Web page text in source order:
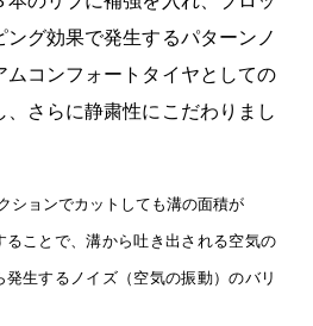
グ効果で発生するパターンノ
ムコンフォートタイヤとしての
さらに静粛性にこだわりまし
ションでカットしても溝の面積が
ことで、溝から吐き出される空気の
生するノイズ（空気の振動）のバリ